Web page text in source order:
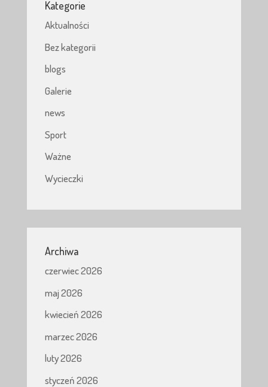
Kategorie
Aktualności
Bez kategorii
blogs
Galerie
news
Sport
Ważne
Wycieczki
Archiwa
czerwiec 2026
maj 2026
kwiecień 2026
marzec 2026
luty 2026
styczeń 2026